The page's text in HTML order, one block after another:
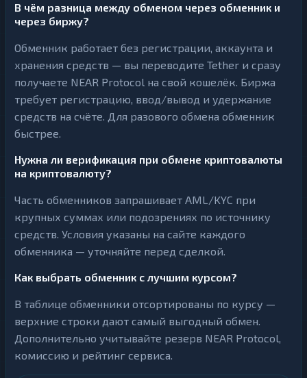
В чём разница между обменом через обменник и
через биржу?
Обменник работает без регистрации, аккаунта и
хранения средств — вы переводите Tether и сразу
получаете NEAR Protocol на свой кошелёк. Биржа
требует регистрацию, ввод/вывод и удержание
средств на счёте. Для разового обмена обменник
быстрее.
Нужна ли верификация при обмене криптовалюты
на криптовалюту?
Часть обменников запрашивает AML/KYC при
крупных суммах или подозрениях по источнику
средств. Условия указаны на сайте каждого
обменника — уточняйте перед сделкой.
Как выбрать обменник с лучшим курсом?
В таблице обменники отсортированы по курсу —
верхние строки дают самый выгодный обмен.
Дополнительно учитывайте резерв NEAR Protocol,
комиссию и рейтинг сервиса.